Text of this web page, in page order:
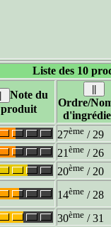
Liste des 10
Note du
produit
Ordre/
27ème / 29
21 ème / 26
20ème / 20
14ème / 28
30ème / 31